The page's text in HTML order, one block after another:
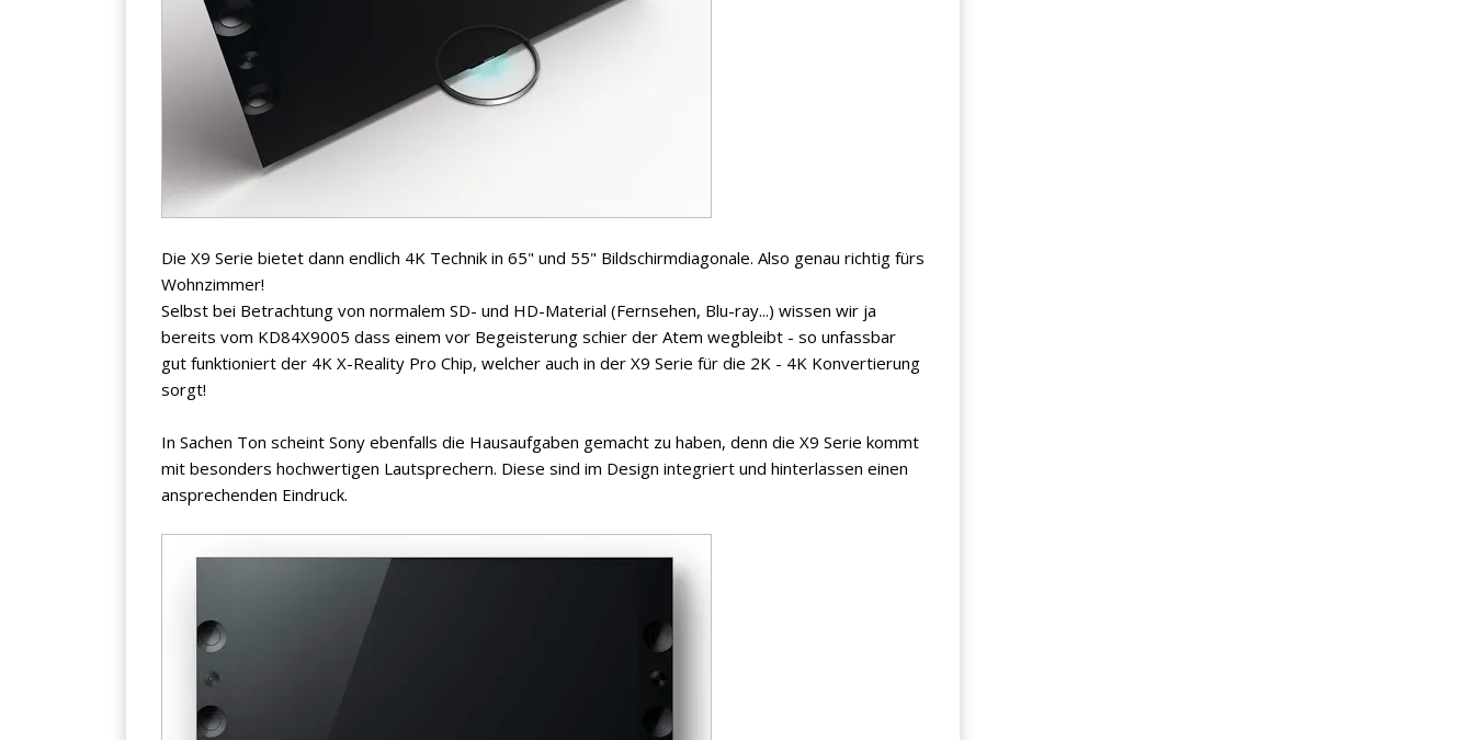
Die X9 Serie bietet dann endlich 4K Technik in 65" und 55" Bildschirmdiagonale. Also genau richtig fürs
Wohnzimmer!
Selbst bei Betrachtung von normalem SD- und HD-Material (Fernsehen, Blu-ray...) wissen wir ja
bereits vom KD84X9005 dass einem vor Begeisterung schier der Atem wegbleibt - so unfassbar
gut funktioniert der 4K X-Reality Pro Chip, welcher auch in der X9 Serie für die 2K - 4K Konvertierung
sorgt!
In Sachen Ton scheint Sony ebenfalls die Hausaufgaben gemacht zu haben, denn die X9 Serie kommt
mit besonders hochwertigen Lautsprechern. Diese sind im Design integriert und hinterlassen einen
ansprechenden Eindruck.